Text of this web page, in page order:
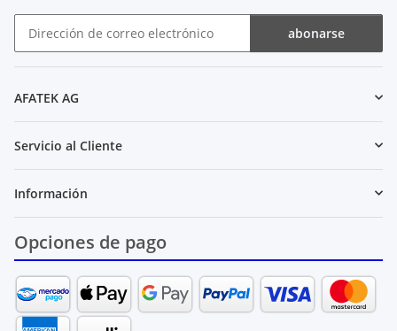
abonarse
AFATEK AG
Servicio al Cliente
Información
Opciones de pago